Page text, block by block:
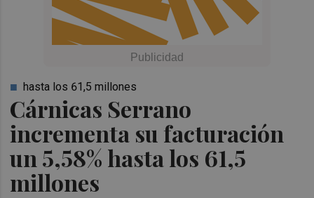
Cárnicas Serrano
incrementa su facturación
un 5,58% hasta los 61,5
millones
hasta los 61,5 millones